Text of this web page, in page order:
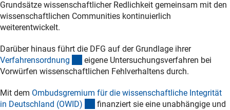
Grundsätze wissenschaftlicher Redlichkeit gemeinsam mit den
wissenschaftlichen Communities kontinuierlich
weiterentwickelt.
Darüber hinaus führt die DFG auf der Grundlage ihrer
Verfahrensordnung (interner Link)
eigene Untersuchungsverfahren bei
Vorwürfen wissenschaftlichen Fehlverhaltens durch.
Mit dem Ombudsgremium für die wissenschaftliche Integrität
in Deutschland (OWID) (externer Link)
finanziert sie eine unabhängige und